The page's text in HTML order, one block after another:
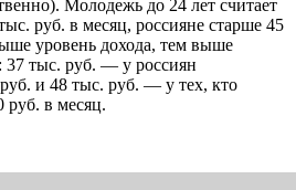
Молодежь до 24 лет считает
руб. в месяц, россияне старше 45
уровень дохода, тем выше
тыс. руб. — у россиян
и 48 тыс. руб. — у тех, кто
руб. в месяц.